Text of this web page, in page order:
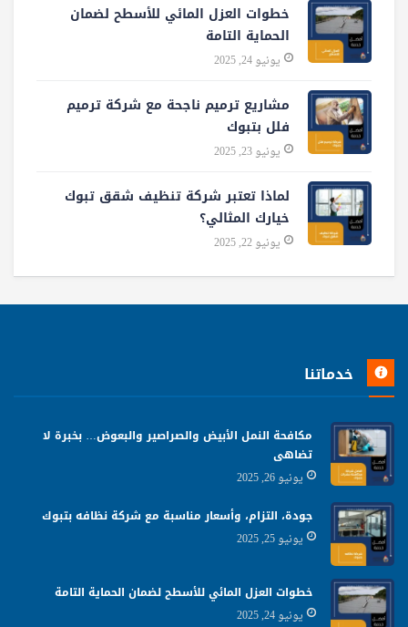
خطوات العزل المائي للأسطح لضمان
الحماية التامة
يونيو 24, 2025
مشاريع ترميم ناجحة مع شركة ترميم
فلل بتبوك
يونيو 23, 2025
لماذا تعتبر شركة تنظيف شقق تبوك
خيارك المثالي؟
يونيو 22, 2025
خدماتنا
مكافحة النمل الأبيض والصراصير والبعوض… بخبرة لا
تضاهى
يونيو 26, 2025
جودة، التزام، وأسعار مناسبة مع شركة نظافه بتبوك
يونيو 25, 2025
خطوات العزل المائي للأسطح لضمان الحماية التامة
يونيو 24, 2025